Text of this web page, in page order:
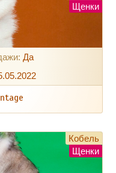
Щенки
Да
Кобель
Щенки